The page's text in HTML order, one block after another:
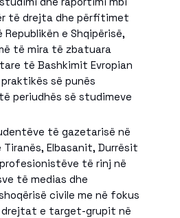
të drejta dhe përfitimet
e Shqipërisë,
të mira të zbatuara
të Bashkimit Evropian
së punës
periudhës së studimeve
të gazetarisë në
Elbasanit, Durrësit
të rinj në
të medias dhe
civile me në fokus
drejtat e target-grupit në